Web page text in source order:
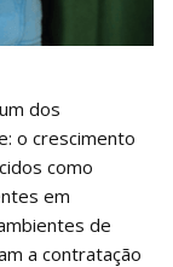
dos
o crescimento
como
em
de
a contratação